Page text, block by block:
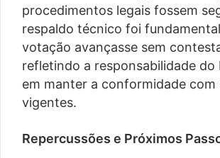
procedimentos legais fossem
respaldo técnico foi
votação avançasse sem
refletindo a responsabilidade do
em manter a conformidade com
vigentes.
Repercussões e Próximos